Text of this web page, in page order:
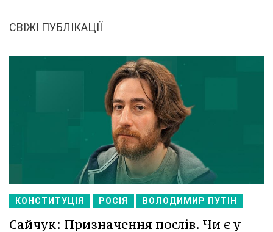
СВІЖІ ПУБЛІКАЦІЇ
КОНСТИТУЦІЯ РОСІЯ ВОЛОДИМИР ПУТІН
Сайчук: Призначення послів. Чи є у